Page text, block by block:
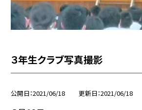
３年生クラブ写真撮影
公開日 2021/06/18 更新日 2021/06/18